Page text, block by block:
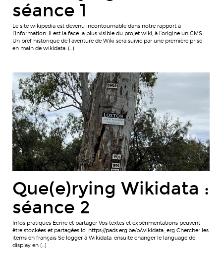
séance 1
Le site wikipedia est devenu incontournable dans notre rapport à
l’information. Il est la face la plus visible du projet wiki, à l’origine un CMS.
Un bref historique de l’aventure de Wiki sera suivie par une première prise
en main de wikidata. (…)
Que(e)rying Wikidata :
séance 2
Infos pratiques Écrire et partager Vos textes et expérimentations peuvent
être stockées et partagées ici https://pads.erg.be/p/wikidata_erg Chercher les
items en français Se logger à Wikidata, ensuite changer le language de
display en (…)